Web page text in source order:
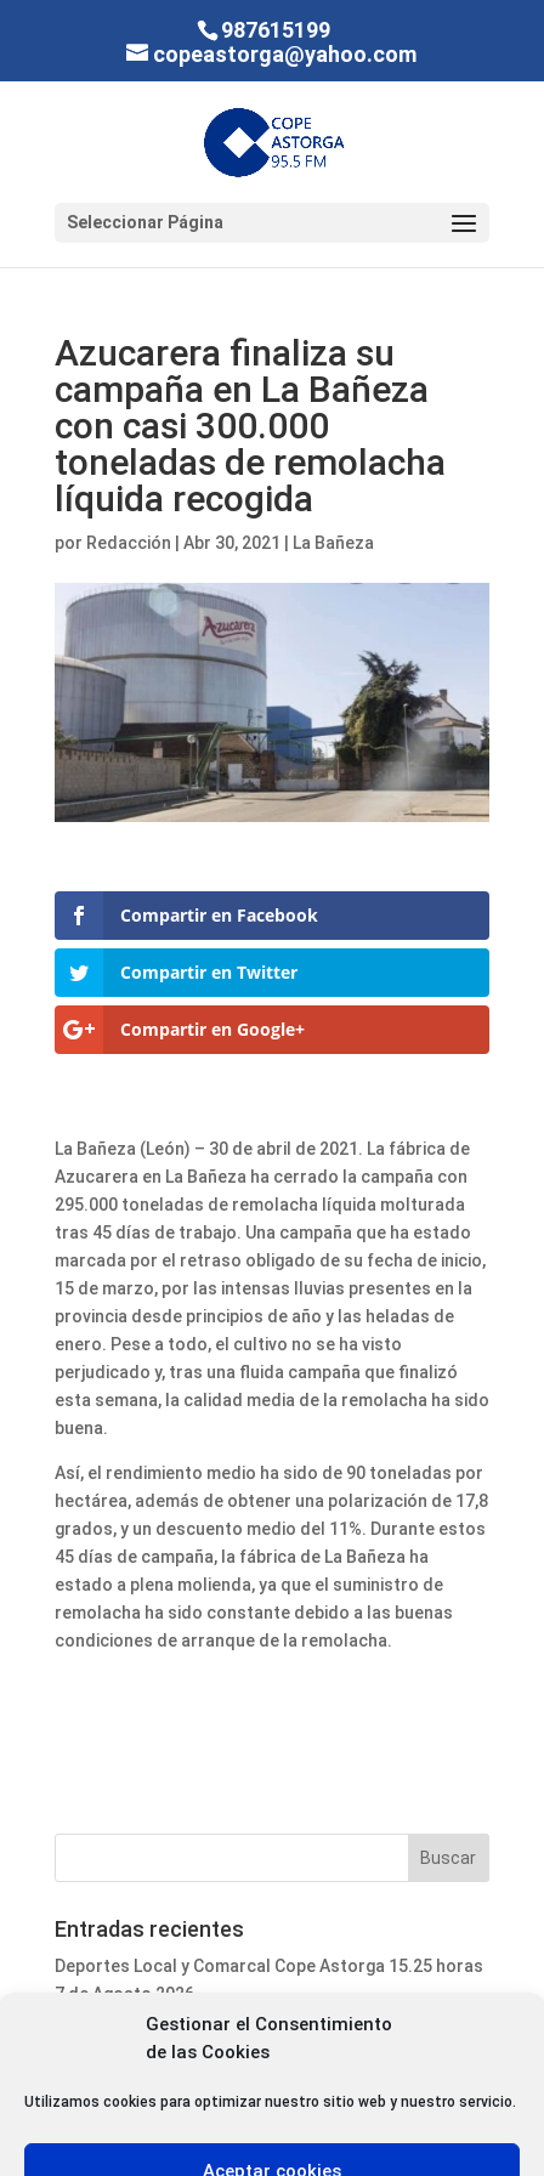
Gestionar el Consentimiento
de las Cookies
Utilizamos cookies para optimizar nuestro sitio web y nuestro servicio.
Aceptar cookies
987615199
copeastorga@yahoo.com
Seleccionar Página
Azucarera finaliza su
campaña en La Bañeza
con casi 300.000
toneladas de remolacha
líquida recogida
por Redacción Abr 30, 2021 La Bañeza
Compartir en Facebook
Compartir en Twitter
Compartir en Google+
La Bañeza (León) – 30 de abril de 2021. La fábrica de
Azucarera en La Bañeza ha cerrado la campaña con
295.000 toneladas de remolacha líquida molturada
tras 45 días de trabajo. Una campaña que ha estado
marcada por el retraso obligado de su fecha de inicio,
15 de marzo, por las intensas lluvias presentes en la
provincia desde principios de año y las heladas de
enero. Pese a todo, el cultivo no se ha visto
perjudicado y, tras una fluida campaña que finalizó
esta semana, la calidad media de la remolacha ha sido
buena.
Así, el rendimiento medio ha sido de 90 toneladas por
hectárea, además de obtener una polarización de 17,8
grados, y un descuento medio del 11%. Durante estos
45 días de campaña, la fábrica de La Bañeza ha
estado a plena molienda, ya que el suministro de
remolacha ha sido constante debido a las buenas
condiciones de arranque de la remolacha.
Entradas recientes
Deportes Local y Comarcal Cope Astorga 15.25 horas
7 de Agosto 2026
Informativo Mediodía Cope Astorga 14.20 horas 7 de
Agosto 2026
San Justo de la Vega acoge este fin de semana un